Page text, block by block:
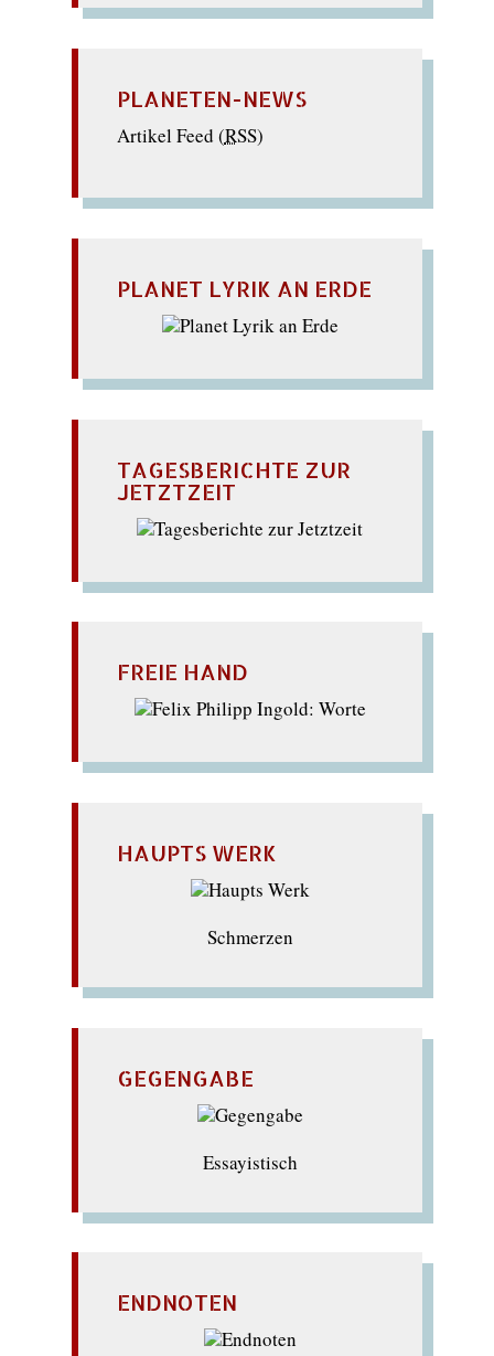
PLANETEN-NEWS
Artikel Feed (RSS)
PLANET LYRIK AN ERDE
TAGESBERICHTE ZUR
JETZTZEIT
FREIE HAND
HAUPTS WERK
Schmerzen
GEGENGABE
Essayistisch
ENDNOTEN